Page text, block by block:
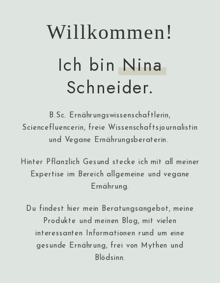
Willkommen!
Ich binNina
Schneider.
B.Sc. Ernährungswissenschaftlerin,
Sciencefluencerin, freie Wissenschaftsjournalistin
und
Vegane Ernährungsberaterin.
Hinter Pflanzlich Gesund stecke ich mit all meiner
Expertise im Bereich allgemeine und vegane
Ernährung.
Du findest hier mein Beratungsangebot, meine
Produkte und meinen Blog, mit vielen
interessanten Informationen rund um eine
gesunde Ernährung, frei von Mythen und
Blödsinn.